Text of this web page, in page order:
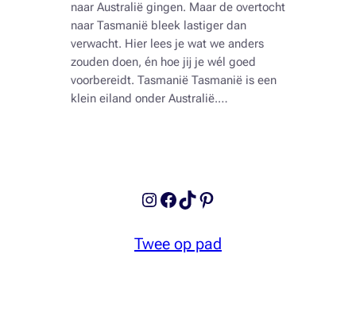
naar Australië gingen. Maar de overtocht
naar Tasmanië bleek lastiger dan
verwacht. Hier lees je wat we anders
zouden doen, én hoe jij je wél goed
voorbereidt. Tasmanië Tasmanië is een
klein eiland onder Australië.…
Instagram
Facebook
TikTokPinterest
Twee op pad